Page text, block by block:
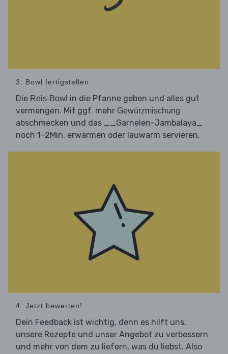
3. Bowl fertigstellen
Die Reis-Bowl in die Pfanne geben und alles gut
vermengen. Mit ggf. mehr Gewürzmischung
abschmecken und das __Garnelen-Jambalaya_
noch 1–2Min. erwärmen oder lauwarm servieren.
4. Jetzt bewerten!
Dein Feedback ist wichtig, denn es hilft uns,
unsere Rezepte und unser Angebot zu verbessern
und mehr von dem zu liefern, was du liebst. Also